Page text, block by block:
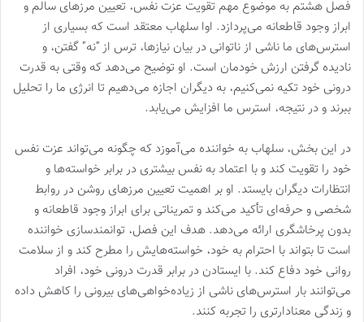
فصل هشتم به موضوع مهم تقویت عزت نفس، تعیین مرزهای سالم و
ابراز وجود قاطعانه می‌پردازد. اوا سلهاب معتقد است که بسیاری از
استرس‌های ما ناشی از ناتوانی در بیان نیازها، ترس از “نه” گفتن، و
نادیده گرفتن ارزش خودمان است. او توضیح می‌دهد که وقتی به قدرت
درونی خود تکیه نمی‌کنیم، به دیگران اجازه می‌دهیم تا انرژی ما را تحلیل
ببرند و در نتیجه، استرس ما افزایش می‌یابد.
در این بخش، سلهاب به خواننده می‌آموزد که چگونه می‌تواند عزت نفس
خود را تقویت کند و با اعتماد به نفس بیشتری در برابر خواسته‌ها و
انتظارات دیگران بایستد. او بر اهمیت تعیین مرزهای روشن در روابط
شخصی و حرفه‌ای تأکید می‌کند و تمریناتی برای ابراز وجود قاطعانه و
بدون پرخاشگری ارائه می‌دهد. هدف این فصل، توانمندسازی خواننده
است تا بتواند با احترام به خود، خواسته‌هایش را مطرح کند و از سلامت
روانی خود دفاع کند. با ایستادن در برابر قدرت درونی خود، افراد
می‌توانند بار استرس‌های ناشی از زیاده‌خواهی‌های بیرونی را کاهش داده
و زندگی معنادارتری را تجربه کنند.